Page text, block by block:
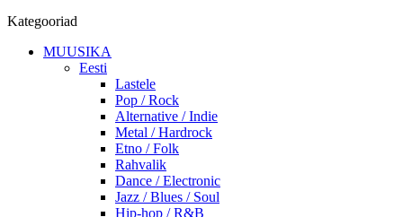
Kategooriad
MUUSIKA
Eesti
Lastele
Pop / Rock
Alternative / Indie
Metal / Hardrock
Etno / Folk
Rahvalik
Dance / Electronic
Jazz / Blues / Soul
Hip-hop / R&B